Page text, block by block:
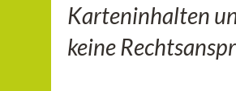
Karteninhalten
keine